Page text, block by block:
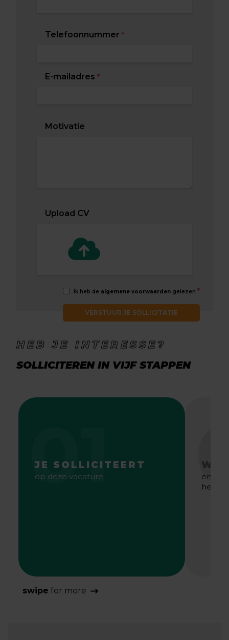
Telefoonnummer *
E-mailadres *
Motivatie
Upload CV
Ik heb de algemene voorwaarden gelezen *
VERSTUUR JE SOLLICITATIE
HEB JE INTERESSE?
SOLLICITEREN IN VIJF STAPPEN
01
JE SOLLICITEERT
op deze vacature.
en
het
swipe for more